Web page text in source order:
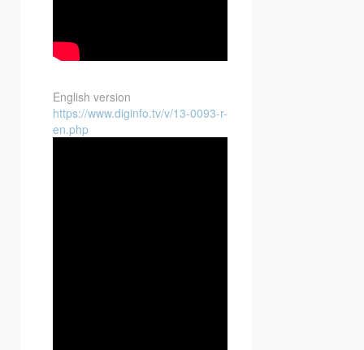
English version
https://www.diginfo.tv/v/13-0093-r-
en.php